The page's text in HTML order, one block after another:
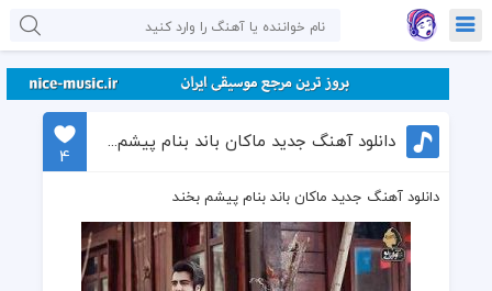
دانلود آهنگ جدید ماکان باند بنام پیشم بخند
4
دانلود آهنگ جدید ماکان باند بنام پیشم بخند